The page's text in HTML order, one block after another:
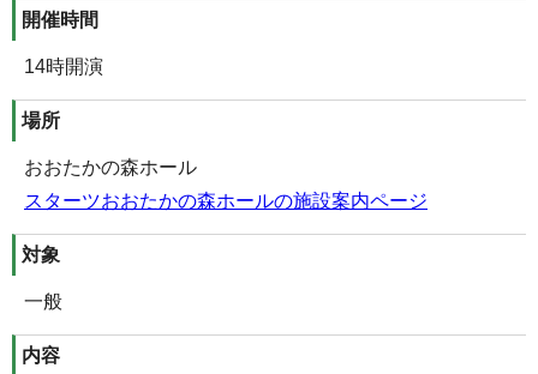
開催時間
14時開演
場所
おおたかの森ホール
スターツおおたかの森ホールの施設案内ページ
対象
一般
内容